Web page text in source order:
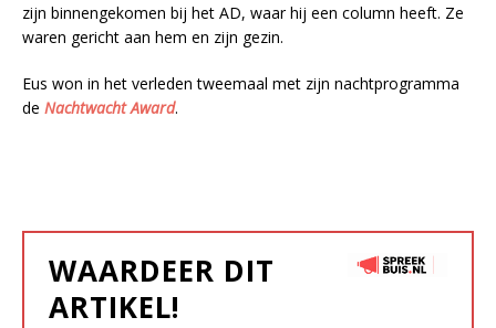
zijn binnengekomen bij het AD, waar hij een column heeft. Ze
waren gericht aan hem en zijn gezin.
Eus won in het verleden tweemaal met zijn nachtprogramma
de Nachtwacht Award.
WAARDEER DIT
ARTIKEL!